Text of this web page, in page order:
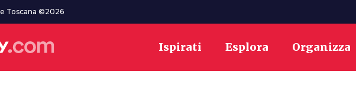
Toscana ©2026
Ispirati Esplora Organizza